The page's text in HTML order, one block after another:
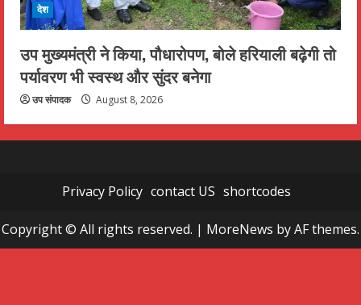
देश
उप मुख्यमंत्री ने किया, पौधारोपण, बोले हरियाली बढ़ेगी तो
पर्यावरण भी स्वस्थ और सुंदर बनेगा
उप संपादक August 8, 2026
Privacy Policy contact US shortcodes
Copyright © All rights reserved. | MoreNews by AF themes.